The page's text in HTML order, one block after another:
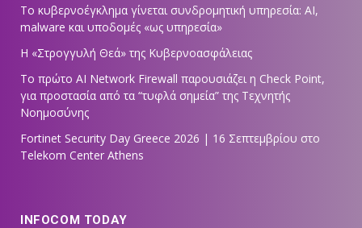
Το κυβερνοέγκλημα γίνεται συνδρομητική υπηρεσία: AI,
malware και υποδομές «ως υπηρεσία»
Η «Στρογγυλή Θεά» της Κυβερνοασφάλειας
Tο πρώτο AI Network Firewall παρουσιάζει η Check Point,
για προστασία από τα “τυφλά σημεία” της Τεχνητής
Νοημοσύνης
Fortinet Security Day Greece 2026 | 16 Σεπτεμβρίου στο
Telekom Center Athens
INFOCOM TODAY